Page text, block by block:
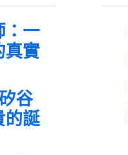
：一
真實
谷
的誕